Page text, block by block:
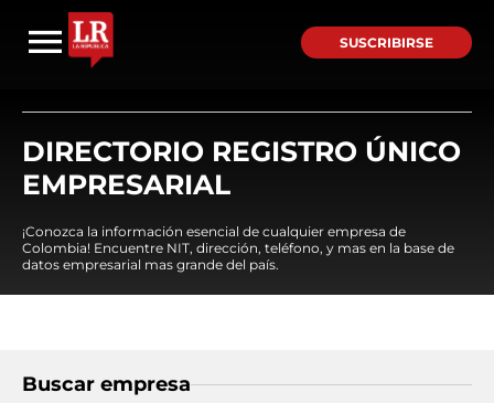
SUSCRIBIRSE
DIRECTORIO REGISTRO ÚNICO
EMPRESARIAL
¡Conozca la información esencial de cualquier empresa de
Colombia! Encuentre NIT, dirección, teléfono, y mas en la base de
datos empresarial mas grande del país.
Buscar empresa